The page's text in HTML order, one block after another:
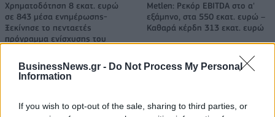
BusinessNews.gr - Do Not Process My Personal
Information
If you wish to opt-out of the sale, sharing to third parties, or
Χρηματοδότηση 8 εκατ. ευρώ
σε 843 μέσα ενημέρωσης-
Ξεκίνησε το πενταετές
πρόγραμμα ενίσχυσης του
Metlen: Ρεκόρ EBITDA στο α'
εξάμηνο, στα 550 εκατ. ευρώ –
Καθαρά κέρδη 313 εκατ. ευρώ